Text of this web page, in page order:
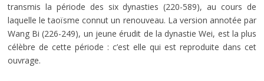
transmis la période des six dynasties (220-589), au cours de
laquelle le taoïsme connut un renouveau. La version annotée par
Wang Bi (226-249), un jeune érudit de la dynastie Wei, est la plus
célèbre de cette période : c’est elle qui est reproduite dans cet
ouvrage.